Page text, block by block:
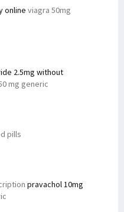
online viagra 50mg
2.5mg without
mg generic
pills
pravachol 10mg